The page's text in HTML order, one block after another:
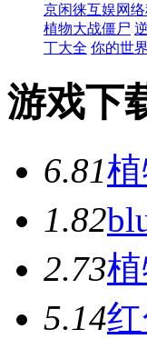
京闲徕互娱网
植物大战僵尸
丁大全 你的世界
游戏下
6.81
1.82
2.73
5.14